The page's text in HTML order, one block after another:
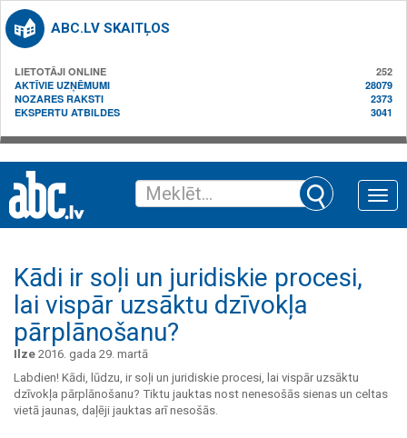
ABC.LV SKAITĻOS
LIETOTĀJI ONLINE
252
AKTĪVIE UZŅĒMUMI
28079
NOZARES RAKSTI
2373
EKSPERTU ATBILDES
3041
Toggle
Kādi ir soļi un juridiskie procesi,
lai vispār uzsāktu dzīvokļa
pārplānošanu?
Ilze 2016. gada 29. martā
Labdien! Kādi, lūdzu, ir soļi un juridiskie procesi, lai vispār uzsāktu
dzīvokļa pārplānošanu? Tiktu jauktas nost nenesošās sienas un celtas
vietā jaunas, daļēji jauktas arī nesošās.